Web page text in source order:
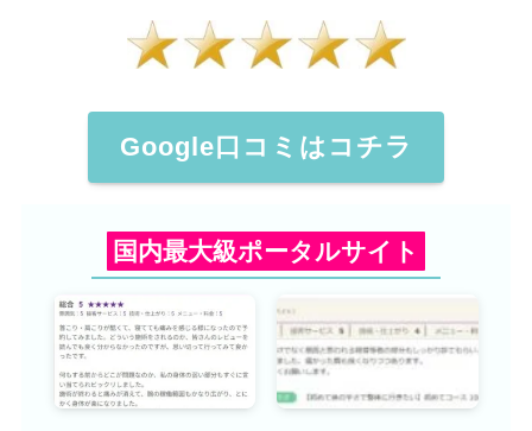
Google口コミ はコチラ
国内最大級ポータルサイト